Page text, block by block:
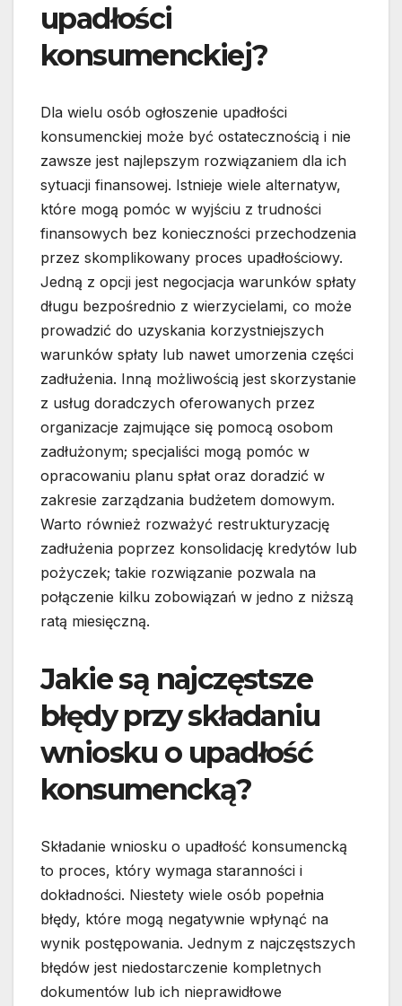
upadłości
konsumenckiej?
Dla wielu osób ogłoszenie upadłości
konsumenckiej może być ostatecznością i nie
zawsze jest najlepszym rozwiązaniem dla ich
sytuacji finansowej. Istnieje wiele alternatyw,
które mogą pomóc w wyjściu z trudności
finansowych bez konieczności przechodzenia
przez skomplikowany proces upadłościowy.
Jedną z opcji jest negocjacja warunków spłaty
długu bezpośrednio z wierzycielami, co może
prowadzić do uzyskania korzystniejszych
warunków spłaty lub nawet umorzenia części
zadłużenia. Inną możliwością jest skorzystanie
z usług doradczych oferowanych przez
organizacje zajmujące się pomocą osobom
zadłużonym; specjaliści mogą pomóc w
opracowaniu planu spłat oraz doradzić w
zakresie zarządzania budżetem domowym.
Warto również rozważyć restrukturyzację
zadłużenia poprzez konsolidację kredytów lub
pożyczek; takie rozwiązanie pozwala na
połączenie kilku zobowiązań w jedno z niższą
ratą miesięczną.
Jakie są najczęstsze
błędy przy składaniu
wniosku o upadłość
konsumencką?
Składanie wniosku o upadłość konsumencką
to proces, który wymaga staranności i
dokładności. Niestety wiele osób popełnia
błędy, które mogą negatywnie wpłynąć na
wynik postępowania. Jednym z najczęstszych
błędów jest niedostarczenie kompletnych
dokumentów lub ich nieprawidłowe